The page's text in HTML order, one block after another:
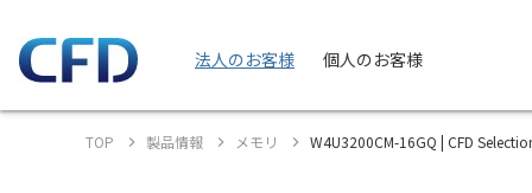
法人のお客様 個人のお客様
TOP 製品情報 メモリ W4U3200CM-16GQ | CFD